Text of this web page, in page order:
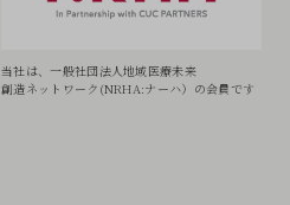
当社は、一般社団法人地域医療未来
創造ネットワーク(NRHA:ナーハ）の会員です